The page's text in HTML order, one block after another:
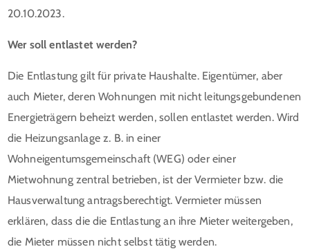
20.10.2023.
Wer soll entlastet werden?
Die Entlastung gilt für private Haushalte. Eigentümer, aber
auch Mieter, deren Wohnungen mit nicht leitungsgebundenen
Energieträgern beheizt werden, sollen entlastet werden. Wird
die Heizungsanlage z. B. in einer
Wohneigentumsgemeinschaft (WEG) oder einer
Mietwohnung zentral betrieben, ist der Vermieter bzw. die
Hausverwaltung antragsberechtigt. Vermieter müssen
erklären, dass die die Entlastung an ihre Mieter weitergeben,
die Mieter müssen nicht selbst tätig werden.